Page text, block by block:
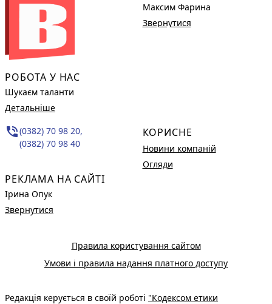
РОБОТА У НАС
Шукаєм таланти
Детальніше
phone_in_talk(0382) 70 98 20,
(0382) 70 98 40
РЕКЛАМА НА САЙТІ
Ірина Опук
Звернутися
Максим Фарина
Звернутися
КОРИСНЕ
Новини компаній
Огляди
Правила користування сайтом
Умови і правила надання платного доступу
Редакція керується в своїй роботі "Кодексом етики